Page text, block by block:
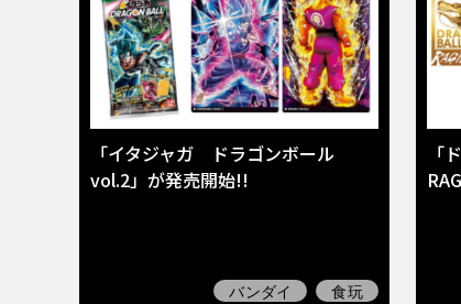
「イタジャガ ドラゴンボール
vol.2」が発売開始!!
バンダイ
食玩
「